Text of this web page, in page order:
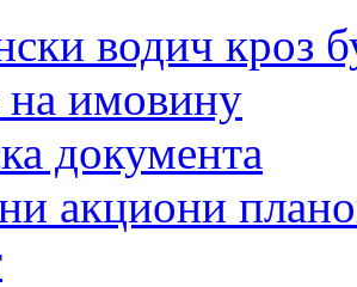
водич кроз
на имовину
документа
акциони